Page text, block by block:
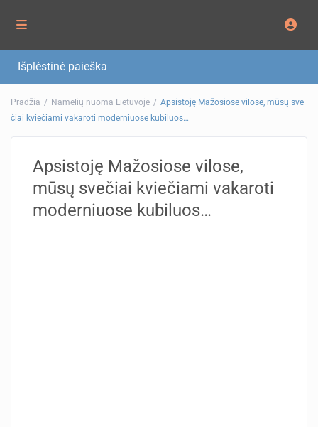
Išplėstinė paieška
Pradžia Namelių nuoma Lietuvoje
Apsistoję Mažosiose vilose, mūsų sve
čiai kviečiami vakaroti moderniuose kubiluos…
Apsistoję Mažosiose vilose,
mūsų svečiai kviečiami vakaroti
moderniuose kubiluos…